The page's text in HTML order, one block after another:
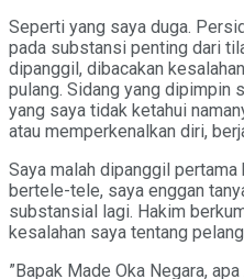
Seperti yang saya duga.
pada substansi penting dari
dipanggil, dibacakan
pulang. Sidang yang dipimpin
yang saya tidak ketahui
atau memperkenalkan diri,
Saya malah dipanggil pertama
bertele-tele, saya enggan
substansial lagi. Hakim
kesalahan saya tentang
”Bapak Made Oka Negara,